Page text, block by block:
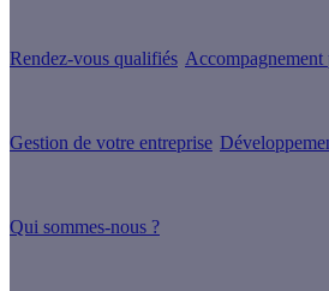
Rendez-vous qualifiés
Gestion de votre entreprise
Qui sommes-nous ?